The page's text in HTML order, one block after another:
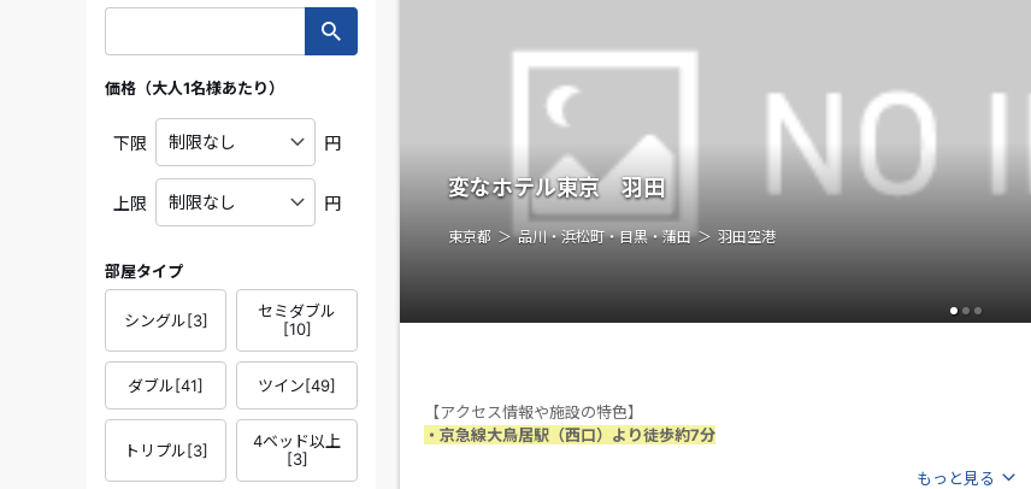
価格（大人1名様あたり）
下限 円
上限 円
部屋タイプ
シングル[3]
セミダブル
[10]
ダブル[41] ツイン[49]
トリプル[3]
4ベッド以上
[3]
変なホテル東京 羽田
東京都 品川・浜松町・目黒・蒲田 羽田空港
【アクセス情報や施設の特色】
・京急線大鳥居駅（西口）より徒歩約7分
もっと見る